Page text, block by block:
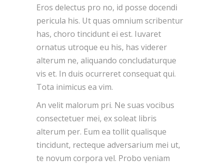
Eros delectus pro no, id posse docendi
pericula his. Ut quas omnium scribentur
has, choro tincidunt ei est. Iuvaret
ornatus utroque eu his, has viderer
alterum ne, aliquando concludaturque
vis et. In duis ocurreret consequat qui.
Tota inimicus ea vim.
An velit malorum pri. Ne suas vocibus
consectetuer mei, ex soleat libris
alterum per. Eum ea tollit qualisque
tincidunt, recteque adversarium mei ut,
te novum corpora vel. Probo veniam